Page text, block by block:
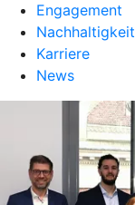
Engagement
Nachhaltigkeit
Karriere
News